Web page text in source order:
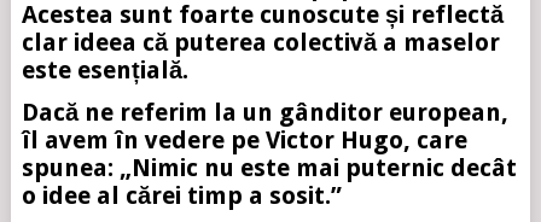
Acestea sunt foarte cunoscute și reflectă
clar ideea că puterea colectivă a maselor
este esențială.
Dacă ne referim la un gânditor european,
îl avem în vedere pe Victor Hugo, care
spunea: „Nimic nu este mai puternic decât
o idee al cărei timp a sosit.”